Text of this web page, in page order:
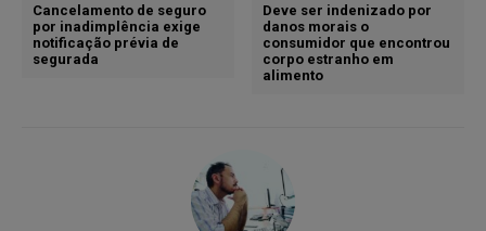
Cancelamento de seguro
por inadimplência exige
notificação prévia de
segurada
Deve ser indenizado por
danos morais o
consumidor que encontrou
corpo estranho em
alimento